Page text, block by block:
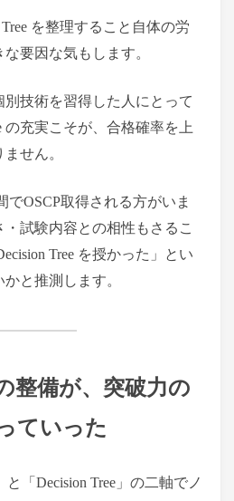
を整理すること自体の労
要因な気もします。
別技術を習得した人にとって
の充実こそが、合格確率を上
せん。
でOSCP取得される方がいま
試験内容との相性もさるこ
Tree を授かった」とい
と推測します。
整備が、突破力の
ていった
と「Decision Tree」の二軸でノ